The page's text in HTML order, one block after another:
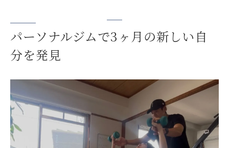
変化を感じるためのトレーニング方法
3ヶ月後の自分を明確にイメージする
愛知県一宮市のパーソナルジムで体質改善を実
一宮市のジム選びのポイント
地域に根ざした健康プログラム
個別指導で目指す体質改善
成果を上げるための環境作り
パーソナルジムで3ヶ月の新しい自
分を発見